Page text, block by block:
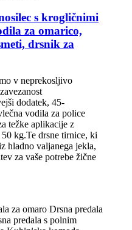
s krogličnimi
za omarico,
drsnik za
v neprekosljivo
dodatek, 45-
vodila za police
težke aplikacije z
kg.Te drsne tirnice, ki
hladno valjanega jekla,
za vaše potrebe žične